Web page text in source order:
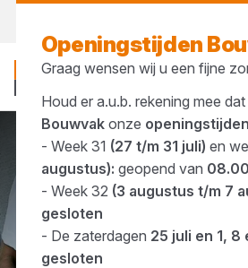
... Cellenbeton
Openingstijden
Graag wensen wij u een fijne
Houd er a.u.b. rekening mee
Bouwvakonze
- Week 31 (27 t/m 31 juli) en
augustus): geopend van
- Week 32 (3 augustus t/m 7
gesloten
- De zaterdagen 25 juli en 1, 8
gesloten